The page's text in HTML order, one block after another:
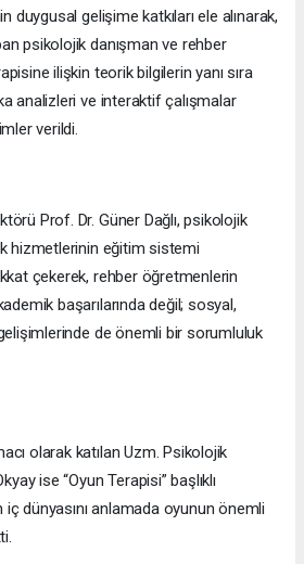
duygusal gelişime katkıları ele alınarak,
psikolojik danışman ve rehber
ilişkin teorik bilgilerin yanı sıra
analizleri ve interaktif çalışmalar
verildi.
Prof. Dr. Güner Dağlı, psikolojik
hizmetlerinin eğitim sistemi
çekerek, rehber öğretmenlerin
başarılarında değil; sosyal,
de önemli bir sorumluluk
olarak katılan Uzm. Psikolojik
ise “Oyun Terapisi” başlıklı
dünyasını anlamada oyunun önemli